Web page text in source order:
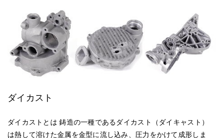
ダイカスト
ダイカストとは 鋳造の一種であるダイカスト（ダイキャスト）
は熱して溶けた金属を金型に流し込み、圧力をかけて成形しま